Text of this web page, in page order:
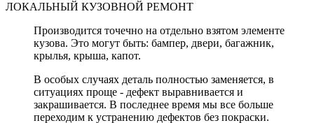
ЛОКАЛЬНЫЙ КУЗОВНОЙ РЕМОНТ
Производится точечно на отдельно взятом элементе
кузова. Это могут быть: бампер, двери, багажник,
крылья, крыша, капот.
В особых случаях деталь полностью заменяется, в
ситуациях проще - дефект выравнивается и
закрашивается. В последнее время мы все больше
переходим к устранению дефектов без покраски.